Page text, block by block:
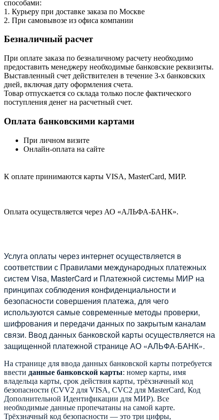
способами:
1. Курьеру при доставке заказа по Москве
2. При самовывозе из офиса компании
Безналичный расчет
При оплате заказа по безналичному расчету необходимо
предоставить менеджеру необходимые банковские реквизиты.
Выставленный счет действителен в течение 3-х банковских
дней, включая дату оформления cчета.
Товар отпускается со склада только после фактического
поступления денег на расчетный счет.
Оплата банковскими картами
При личном визите
Онлайн-оплата на сайте
К оплате принимаются карты VISA, MasterCard, МИР.
Оплата осуществляется через АО «АЛЬФА-БАНК».
Услуга оплаты через интернет осуществляется в
соответствии с Правилами международных платежных
систем Visa, MasterCard и Платежной системы МИР на
принципах соблюдения конфиденциальности и
безопасности совершения платежа, для чего
используются самые современные методы проверки,
шифрования и передачи данных по закрытым каналам
связи. Ввод данных банковской карты осуществляется на
защищенной платежной странице АО «АЛЬФА-БАНК».
На странице для ввода данных банковской карты потребуется
ввести данные банковской карты: номер карты, имя
владельца карты, срок действия карты, трёхзначный код
безопасности (CVV2 для VISA, CVC2 для MasterCard, Код
Дополнительной Идентификации для МИР). Все
необходимые данные пропечатаны на самой карте.
Трёхзначный код безопасности — это три цифры,